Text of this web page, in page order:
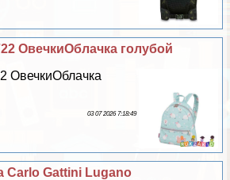
ОвечкиОблачка гoлyбой
ОвечкиОблачка
03 07 2026 7:18:49
Carlo Gattini Lugano